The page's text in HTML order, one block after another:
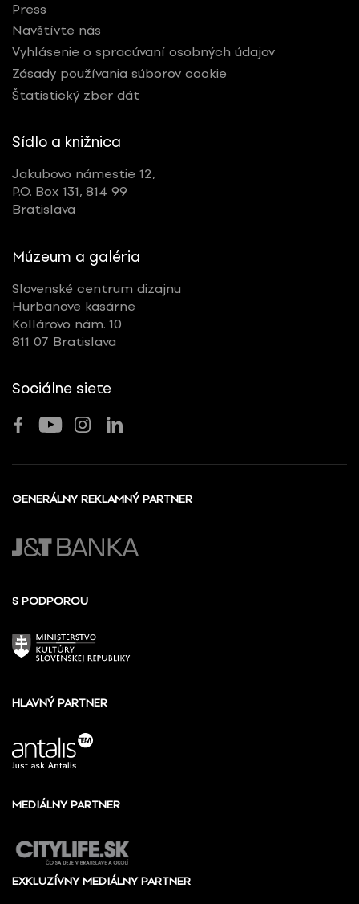
Press
Navštívte nás
Vyhlásenie o spracúvaní osobných údajov
Zásady používania súborov cookie
Štatistický zber dát
Sídlo a knižnica
Jakubovo námestie 12,
P.O. Box 131, 814 99
Bratislava
Múzeum a galéria
Slovenské centrum dizajnu
Hurbanove kasárne
Kollárovo nám. 10
811 07 Bratislava
Sociálne siete
GENERÁLNY REKLAMNÝ PARTNER
S PODPOROU
HLAVNÝ PARTNER
MEDIÁLNY PARTNER
EXKLUZÍVNY MEDIÁLNY PARTNER